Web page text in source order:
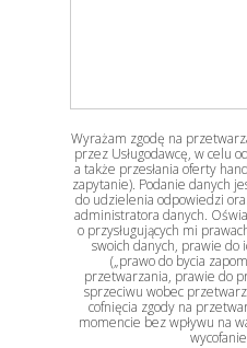
Wyrażam zgodę na
przez Usługodawcę, w celu
a także przesłania oferty
zapytanie). Podanie danych
do udzielenia odpowiedzi
administratora danych.
o przysługujących mi
swoich danych, prawie do
(„prawo do bycia
przetwarzania, prawie do
sprzeciwu wobec
cofnięcia zgody na
momencie bez wpływu na